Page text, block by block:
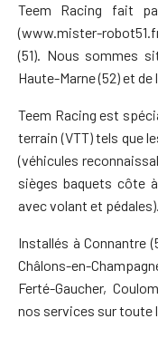
Teem Racing fait
(www.mister-
(51). Nous sommes
Haute-Marne (52) et
Teem Racing est
terrain (VTT) tels que
(véhicules
sièges baquets côte
avec volant et pédales).
Installés à Connantre
Châlons-en-
Ferté-Gaucher,
nos services sur toute